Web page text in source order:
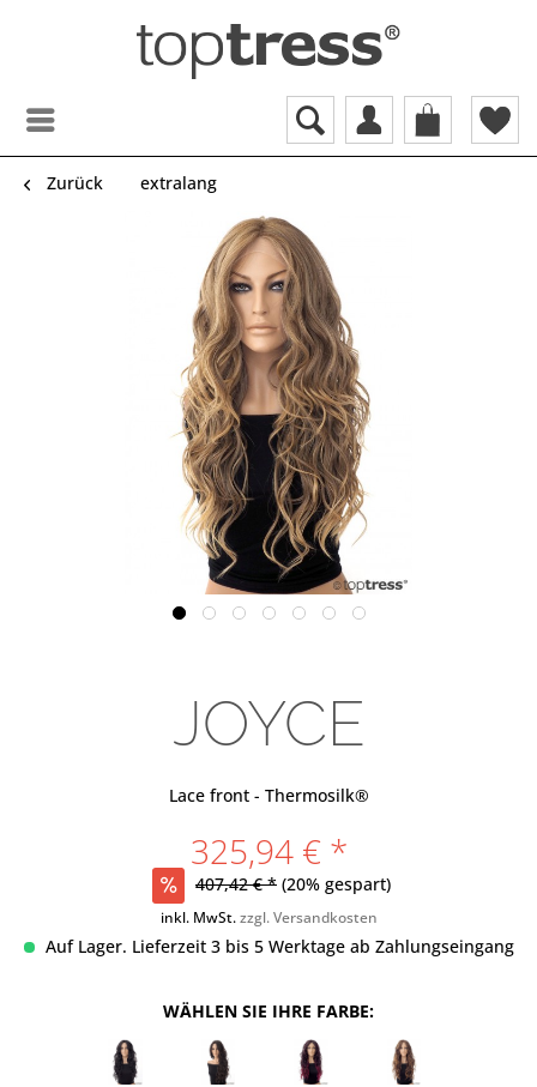
Zurück extralang
JOYCE
Lace front - Thermosilk®
325,94 € *
407,42 € * (20% gespart)
inkl. MwSt.zzgl. Versandkosten
Auf Lager. Lieferzeit 3 bis 5 Werktage ab Zahlungseingang
WÄHLEN SIE IHRE FARBE: